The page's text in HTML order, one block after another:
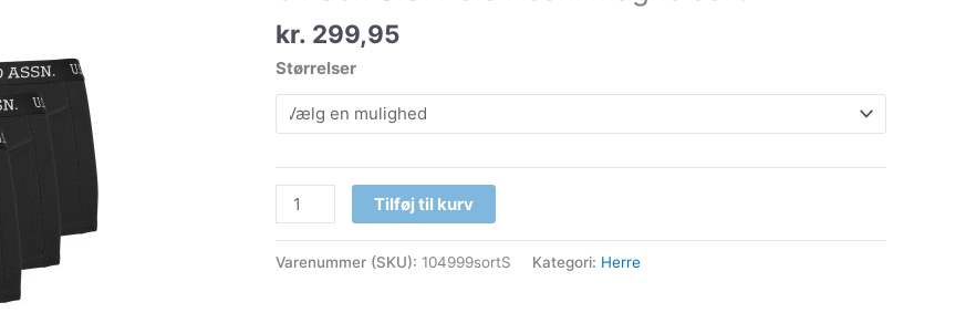
kr. 299,95
Størrelser
Magne
sort
antal
Tilføj til kurv
Varenummer (SKU): 104999sortS Kategori: Herre